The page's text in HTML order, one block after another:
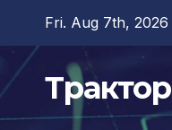
content
Fri. Aug 7th, 2026
Трактор